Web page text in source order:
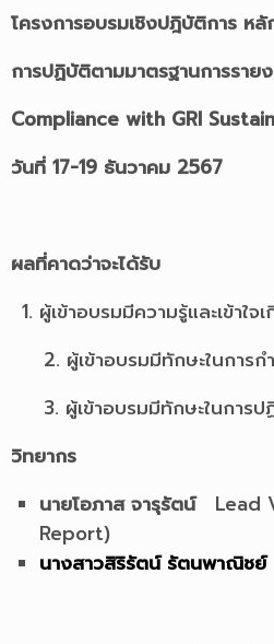
โครงการอบรมเชิงปฎิบัติการ ห
การปฏิบัติตามมาตรฐานการรา
Compliance with GRI
วันที่ 17-19 ธันวาคม 2567
ผลที่คาดว่าจะได้รับ
ผู้เข้าอบรมมีความรู้และเข้า
2. ผู้เข้าอบรมมีทักษะในการก
3. ผู้เข้าอบรมมีทักษะในการป
วิทยากร
นายโอภาส จารุรัตน์ Lead
Report)
นางสาวสิริรัตน์ รัตนพาณิชย์